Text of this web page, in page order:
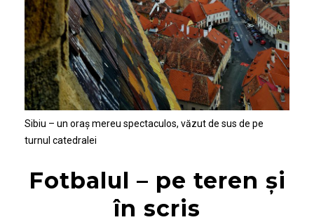
Sibiu – un oraș mereu spectaculos, văzut de sus de pe
turnul catedralei
Fotbalul – pe teren și
în scris